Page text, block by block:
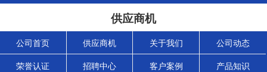
供应商机
公司首页 供应商机 关于我们 公司动态
荣誉认证 招聘中心 客户案例 产品知识